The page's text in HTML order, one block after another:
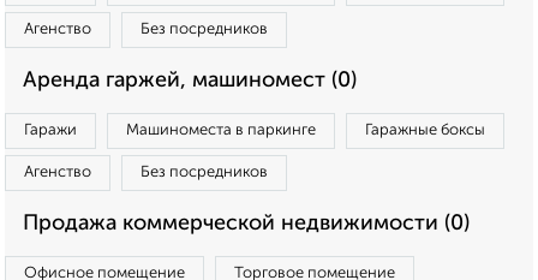
Агенство Без посредников
Аренда гаржей, машиномест (0)
Гаражи Машиноместа в паркинге Гаражные боксы
Агенство Без посредников
Продажа коммерческой недвижимости (0)
Офисное помещение Торговое помещение